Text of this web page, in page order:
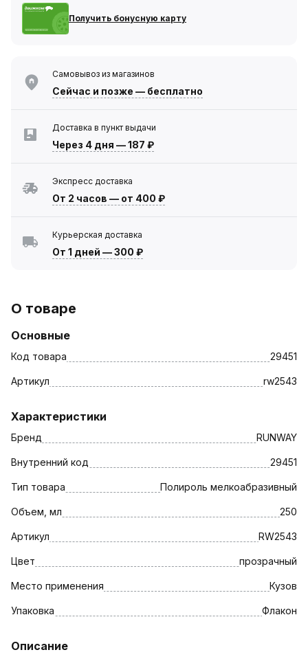
Получить бонусную карту
Самовывоз из магазинов
Сейчас и позже — бесплатно
Доставка в пункт выдачи
Через 4 дня —187 ₽
Экспресс доставка
От 2 часов — от 400 ₽
Курьерская доставка
От 1 дней —300 ₽
О товаре
Основные
Код товара 29451
Артикул rw2543
Характеристики
Бренд RUNWAY
Внутренний код 29451
Тип товара Полироль мелкоабразивный
Объем, мл 250
Артикул RW2543
Цвет прозрачный
Место применения Кузов
Упаковка Флакон
Описание